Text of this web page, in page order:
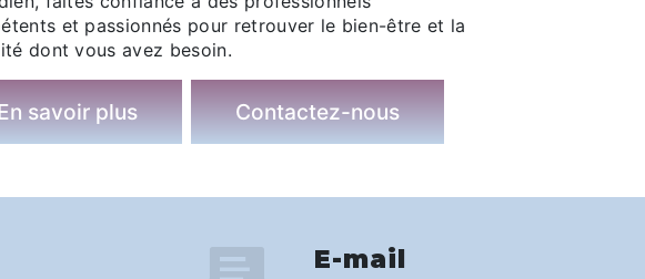
et passionnés pour retrouver le bien-être et la
dont vous avez besoin.
savoir plus Contactez-nous
E-mail